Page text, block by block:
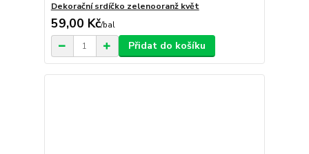
Dekorační srdíčko zelenooranž květ
59,00 Kč/bal
Přidat do košíku